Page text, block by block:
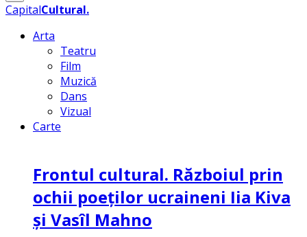
CapitalCultural.
Arta
Teatru
Film
Muzică
Dans
Vizual
Carte
Frontul cultural. Războiul prin
ochii poeților ucraineni Iia Kiva
și Vasîl Mahno